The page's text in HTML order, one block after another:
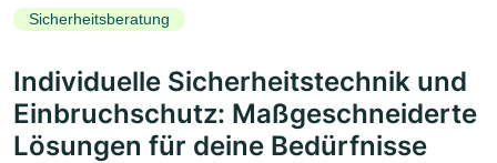
Sicherheitsberatung
Individuelle Sicherheitstechnik und
Einbruchschutz: Maßgeschneiderte
Lösungen für deine Bedürfnisse